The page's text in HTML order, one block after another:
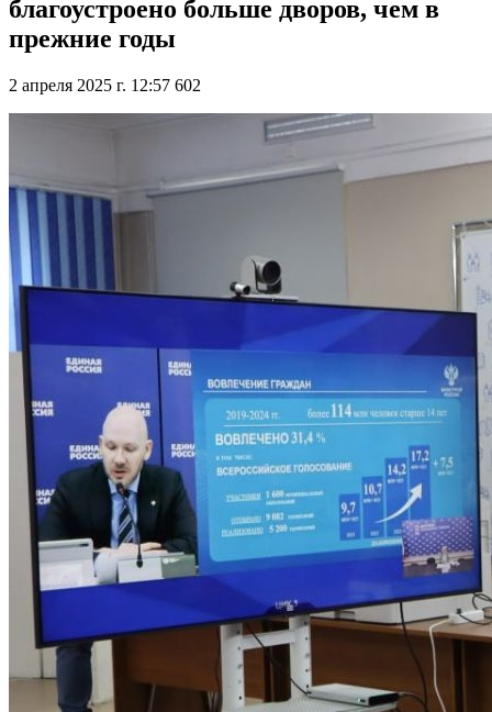
благоустроено больше дворов, чем в
прежние годы
2 апреля 2025 г. 12:57 602